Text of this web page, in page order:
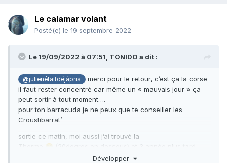
Le calamar volant
Posté(e) le 19 septembre 2022
Le 19/09/2022 à 07:51, TONIDO a dit :
@julienétaitdéjàpris
merci pour le retour, c’est ça la corse
il faut rester concentré car même un « mauvais jour » ça
peut sortir à tout moment….
pour ton barracuda je ne peux que te conseiller les
Croustibarrat’
sortie ce matin, moi aussi j’ai trouvé la
😂
(20degres en dessous) et 3 apnée plus tard,
😶. Les murets sont colorés et
Développer